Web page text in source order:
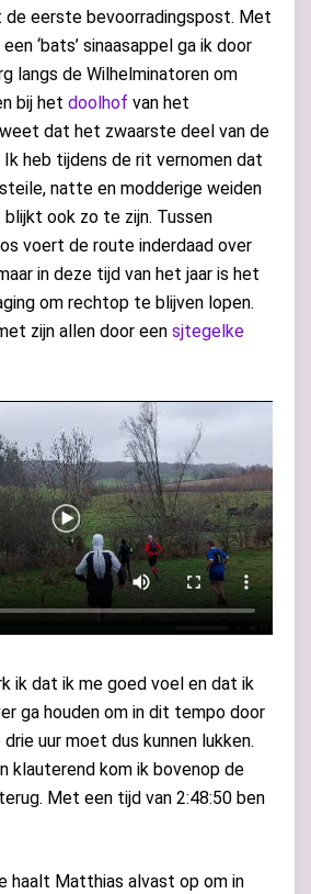
de eerste bevoorradingspost. Met
‘bats’ sinaasappel ga ik door
langs de Wilhelminatoren om
bij het doolhof van het
dat het zwaarste deel van de
heb tijdens de rit vernomen dat
natte en modderige weiden
blijkt ook zo te zijn. Tussen
voert de route inderdaad over
in deze tijd van het jaar is het
om rechtop te blijven lopen.
zijn allen door een sjtegelke
ik dat ik me goed voel en dat ik
ga houden om in dit tempo door
uur moet dus kunnen lukken.
klauterend kom ik bovenop de
Met een tijd van 2:48:50 ben
haalt Matthias alvast op om in